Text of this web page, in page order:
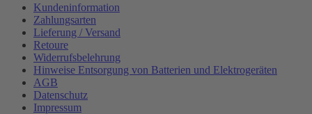
Kundeninformation
Zahlungsarten
Lieferung / Versand
Retoure
Widerrufsbelehrung
Hinweise Entsorgung von Batterien und Elektrogeräten
AGB
Datenschutz
Impressum